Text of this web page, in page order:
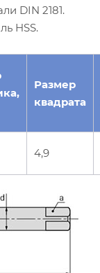
DIN 2181.
HSS.
Размер
квадрата
4,9